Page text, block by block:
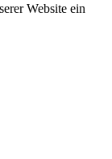
Website ein